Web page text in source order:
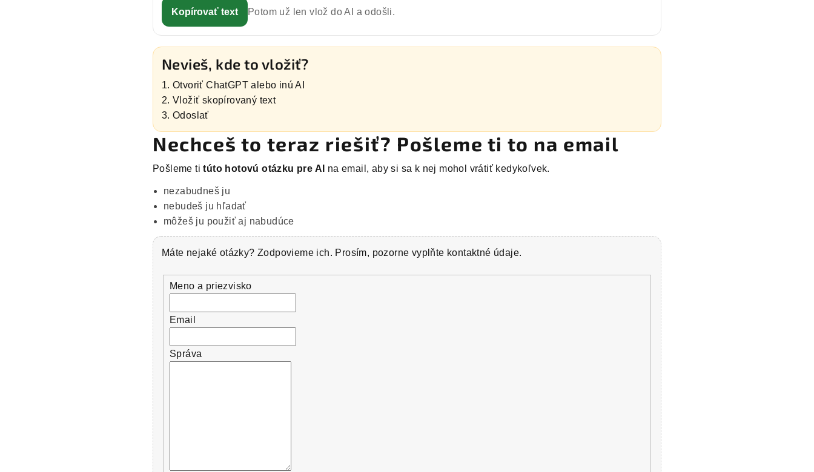
Kopírovať text Potom už len vlož do AI a odošli.
Nevieš, kde to vložiť?
Otvoriť ChatGPT alebo inú AI
Vložiť skopírovaný text
Odoslať
Nechceš to teraz riešiť? Pošleme ti to na email
Pošleme titúto hotovú otázku pre AI na email, aby si sa k nej mohol vrátiť kedykoľvek.
nezabudneš ju
nebudeš ju hľadať
môžeš ju použiť aj nabudúce
Máte nejaké otázky? Zodpovieme ich. Prosím, pozorne vyplňte kontaktné údaje.
Meno a priezvisko
Email
Správa